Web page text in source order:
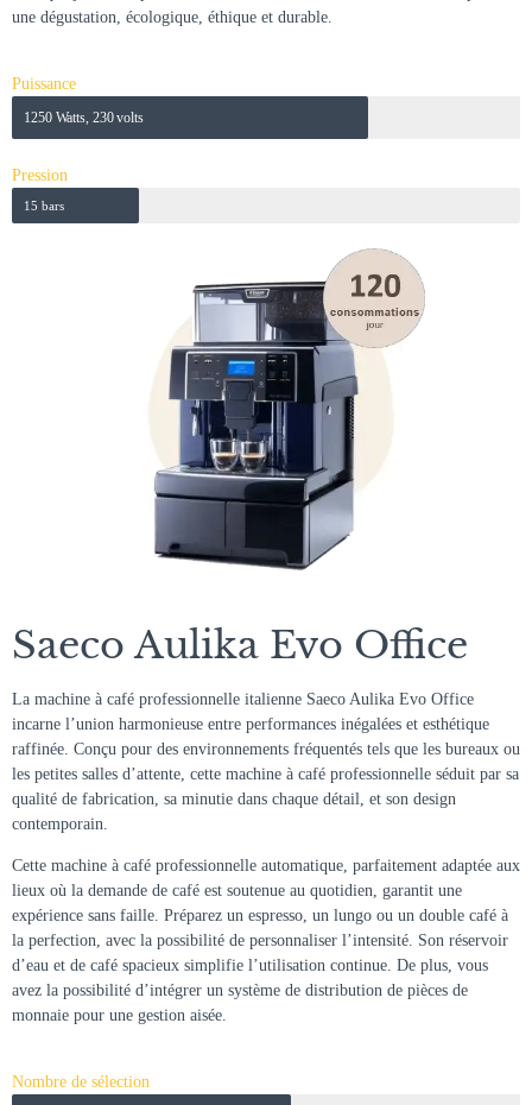
une dégustation, écologique, éthique et durable.
Puissance
1250 Watts, 230 volts
Pression
15 bars
Saeco Aulika Evo Office
La machine à café professionnelle italienne Saeco Aulika Evo Office
incarne l’union harmonieuse entre performances inégalées et esthétique
raffinée. Conçu pour des environnements fréquentés tels que les bureaux ou
les petites salles d’attente, cette machine à café professionnelle séduit par sa
qualité de fabrication, sa minutie dans chaque détail, et son design
contemporain.
Cette machine à café professionnelle automatique, parfaitement adaptée aux
lieux où la demande de café est soutenue au quotidien, garantit une
expérience sans faille. Préparez un espresso, un lungo ou un double café à
la perfection, avec la possibilité de personnaliser l’intensité. Son réservoir
d’eau et de café spacieux simplifie l’utilisation continue. De plus, vous
avez la possibilité d’intégrer un système de distribution de pièces de
monnaie pour une gestion aisée.
Nombre de sélection